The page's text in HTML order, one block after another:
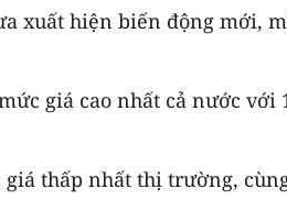
xuất hiện biến động mới,
giá cao nhất cả nước với
thấp nhất thị trường,